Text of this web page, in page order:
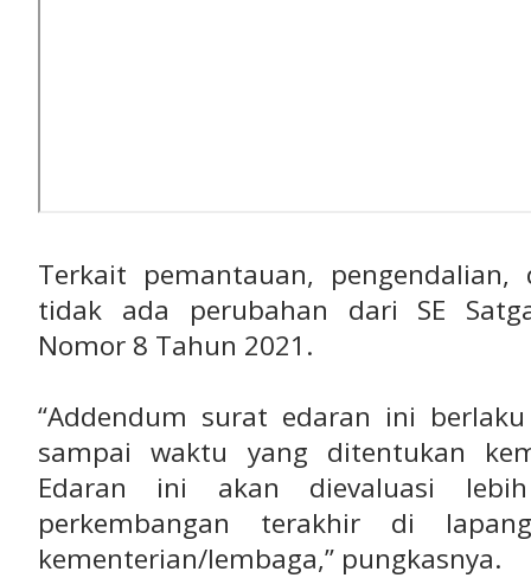
Terkait pemantauan,
tidak ada perubahan dari SE
Nomor 8 Tahun 2021.
“Addendum surat edaran ini
sampai waktu yang ditentukan
Edaran ini akan dievaluasi
perkembangan terakhir di
kementerian/lembaga,” pungkasnya.